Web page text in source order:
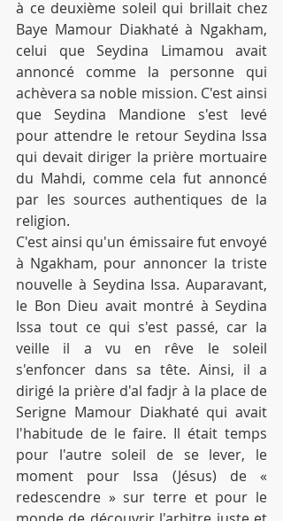
à ce deuxième soleil qui brillait chez
Baye Mamour Diakhaté à Ngakham,
celui que Seydina Limamou avait
annoncé comme la personne qui
achèvera sa noble mission. C'est ainsi
que Seydina Mandione s'est levé
pour attendre le retour Seydina Issa
qui devait diriger la prière mortuaire
du Mahdi, comme cela fut annoncé
par les sources authentiques de la
religion.
C'est ainsi qu'un émissaire fut envoyé
à Ngakham, pour annoncer la triste
nouvelle à Seydina Issa. Auparavant,
le Bon Dieu avait montré à Seydina
Issa tout ce qui s'est passé, car la
veille il a vu en rêve le soleil
s'enfoncer dans sa tête. Ainsi, il a
dirigé la prière d'al fadjr à la place de
Serigne Mamour Diakhaté qui avait
l'habitude de le faire. Il était temps
pour l'autre soleil de se lever, le
moment pour Issa (Jésus) de «
redescendre » sur terre et pour le